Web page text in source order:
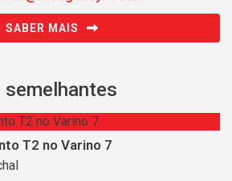
SABER MAIS
semelhantes
T2 no Varino 7